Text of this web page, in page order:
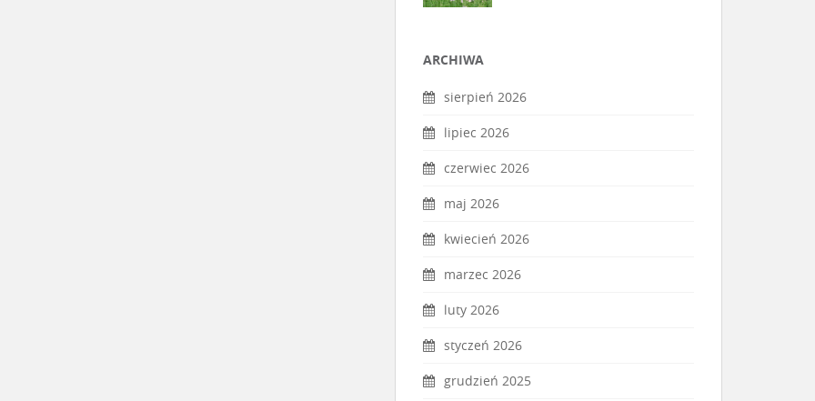
ARCHIWA
sierpień 2026
lipiec 2026
czerwiec 2026
maj 2026
kwiecień 2026
marzec 2026
luty 2026
styczeń 2026
grudzień 2025